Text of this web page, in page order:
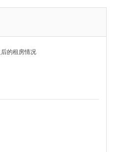
的租房情况